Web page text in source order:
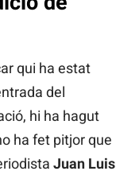
qui ha estat
del
hi ha hagut
ha fet pitjor que
Juan Luis